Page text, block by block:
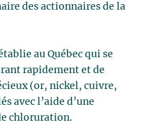
des actionnaires de la
au Québec qui se
rapidement et de
(or, nickel, cuivre,
avec l’aide d’une
chloruration.